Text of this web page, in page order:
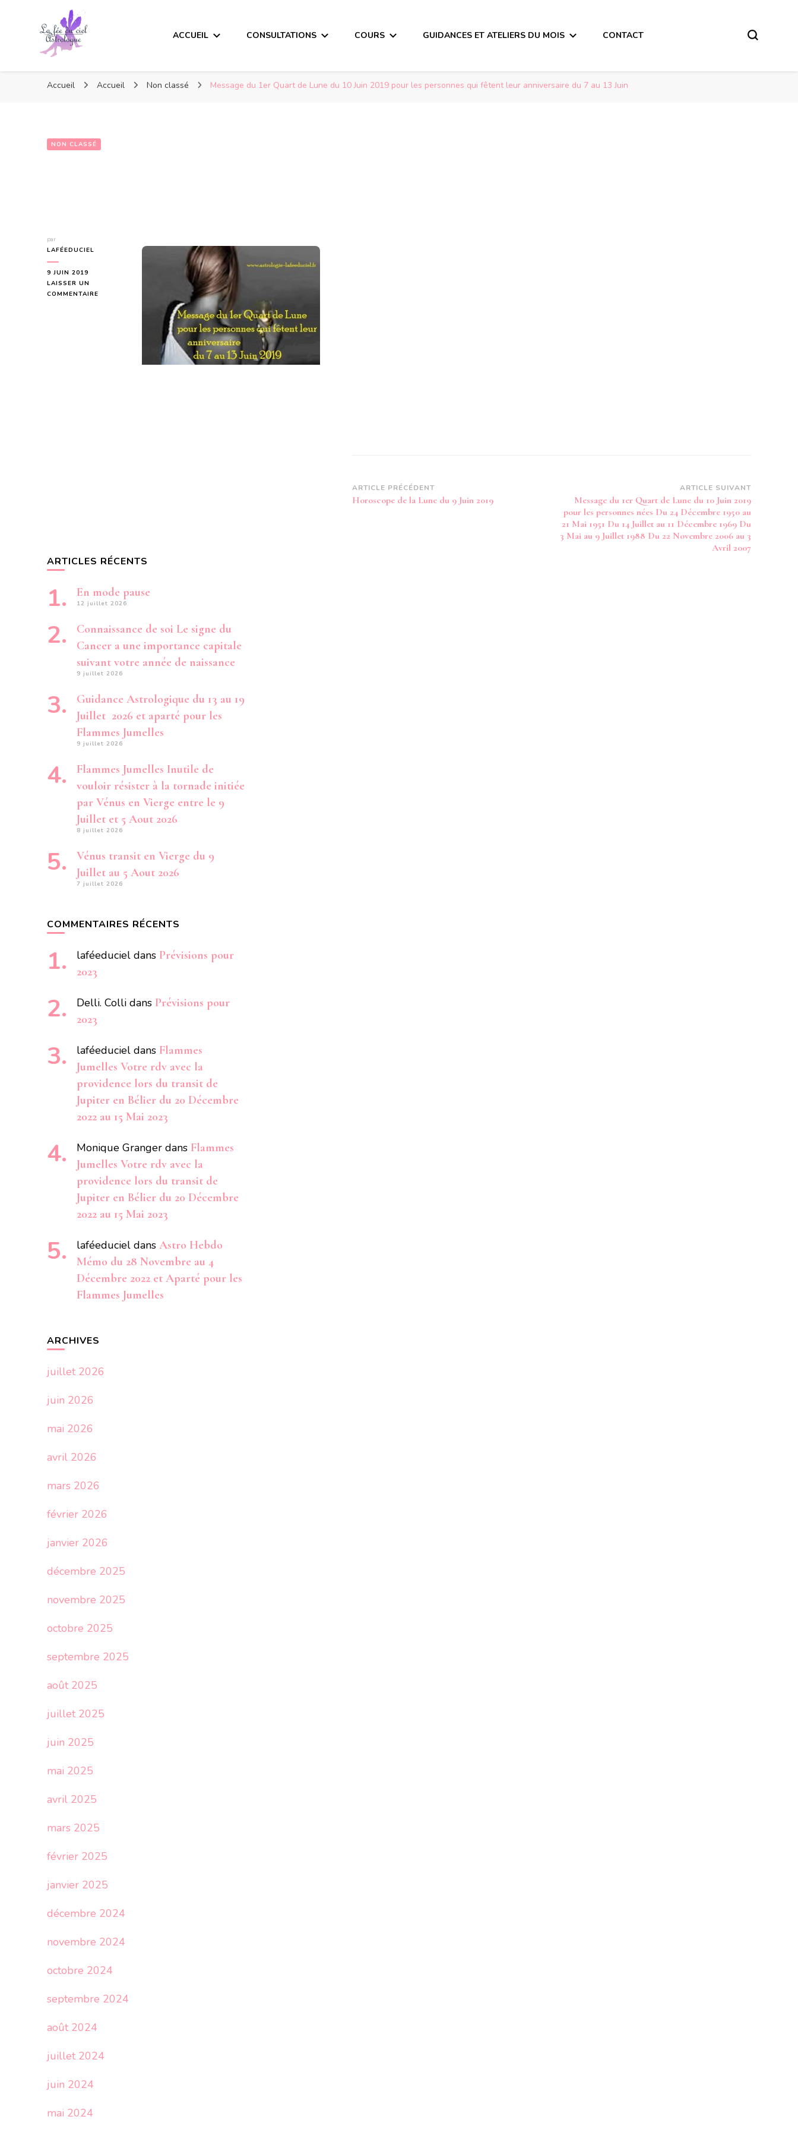
ACCUEIL CONSULTATIONS COURS GUIDANCES ET ATELIERS DU MOIS CONTACT
Accueil Accueil Non classé Message du 1er Quart de Lune du 10 Juin 2019 pour les personnes qui fêtent leur anniversaire du 7 au 13 Juin
NON CLASSÉ
par
LAFÉEDUCIEL
9 JUIN 2019
LAISSER UN
COMMENTAIRE
Navigation
d’article
ARTICLE PRÉCÉDENT
Horoscope de la Lune du 9 Juin 2019
ARTICLE SUIVANT
Message du 1er Quart de Lune du 10 Juin 2019
pour les personnes nées Du 24 Décembre 1950 au
21 Mai 1951 Du 14 Juillet au 11 Décembre 1969 Du
3 Mai au 9 Juillet 1988 Du 22 Novembre 2006 au 3
Avril 2007
ARTICLES RÉCENTS
En mode pause
12 juillet 2026
Connaissance de soi Le signe du
Cancer a une importance capitale
suivant votre année de naissance
9 juillet 2026
Guidance Astrologique du 13 au 19
Juillet 2026 et aparté pour les
Flammes Jumelles
9 juillet 2026
Flammes Jumelles Inutile de
vouloir résister à la tornade initiée
par Vénus en Vierge entre le 9
Juillet et 5 Aout 2026
8 juillet 2026
Vénus transit en Vierge du 9
Juillet au 5 Aout 2026
7 juillet 2026
COMMENTAIRES RÉCENTS
laféeduciel dans Prévisions pour
2023
Delli. Colli dans Prévisions pour
2023
laféeduciel dans Flammes
Jumelles Votre rdv avec la
providence lors du transit de
Jupiter en Bélier du 20 Décembre
2022 au 15 Mai 2023
Monique Granger dans Flammes
Jumelles Votre rdv avec la
providence lors du transit de
Jupiter en Bélier du 20 Décembre
2022 au 15 Mai 2023
laféeduciel dans Astro Hebdo
Mémo du 28 Novembre au 4
Décembre 2022 et Aparté pour les
Flammes Jumelles
ARCHIVES
juillet 2026
juin 2026
mai 2026
avril 2026
mars 2026
février 2026
janvier 2026
décembre 2025
novembre 2025
octobre 2025
septembre 2025
août 2025
juillet 2025
juin 2025
mai 2025
avril 2025
mars 2025
février 2025
janvier 2025
décembre 2024
novembre 2024
octobre 2024
septembre 2024
août 2024
juillet 2024
juin 2024
mai 2024